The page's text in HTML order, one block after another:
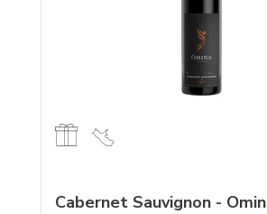
Cabernet Sauvignon -